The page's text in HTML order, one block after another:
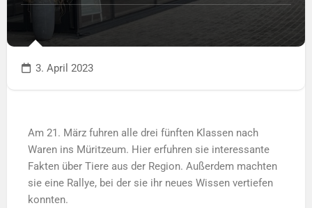
3. April 2023
Am 21. März fuhren alle drei fünften Klassen nach
Waren ins Müritzeum. Hier erfuhren sie interessante
Fakten über Tiere aus der Region. Außerdem machten
sie eine Rallye, bei der sie ihr neues Wissen vertiefen
konnten.